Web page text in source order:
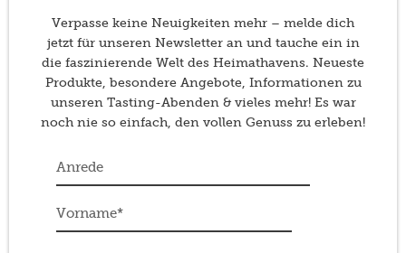
Verpasse keine Neuigkeiten mehr – melde dich
jetzt für unseren Newsletter an und tauche ein in
die faszinierende Welt des Heimathavens. Neueste
Produkte, besondere Angebote, Informationen zu
unseren Tasting-Abenden & vieles mehr! Es war
noch nie so einfach, den vollen Genuss zu erleben!